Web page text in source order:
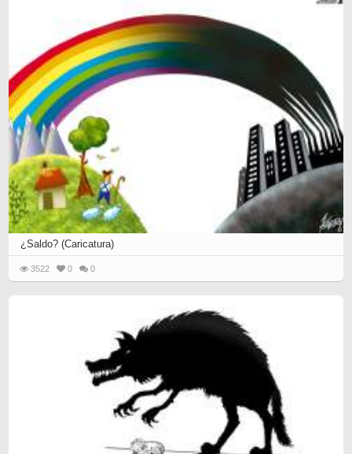
¿Saldo? (Caricatura)
3522 0 0